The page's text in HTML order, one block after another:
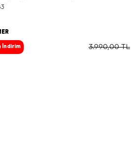
İndirim 3.990,00TL